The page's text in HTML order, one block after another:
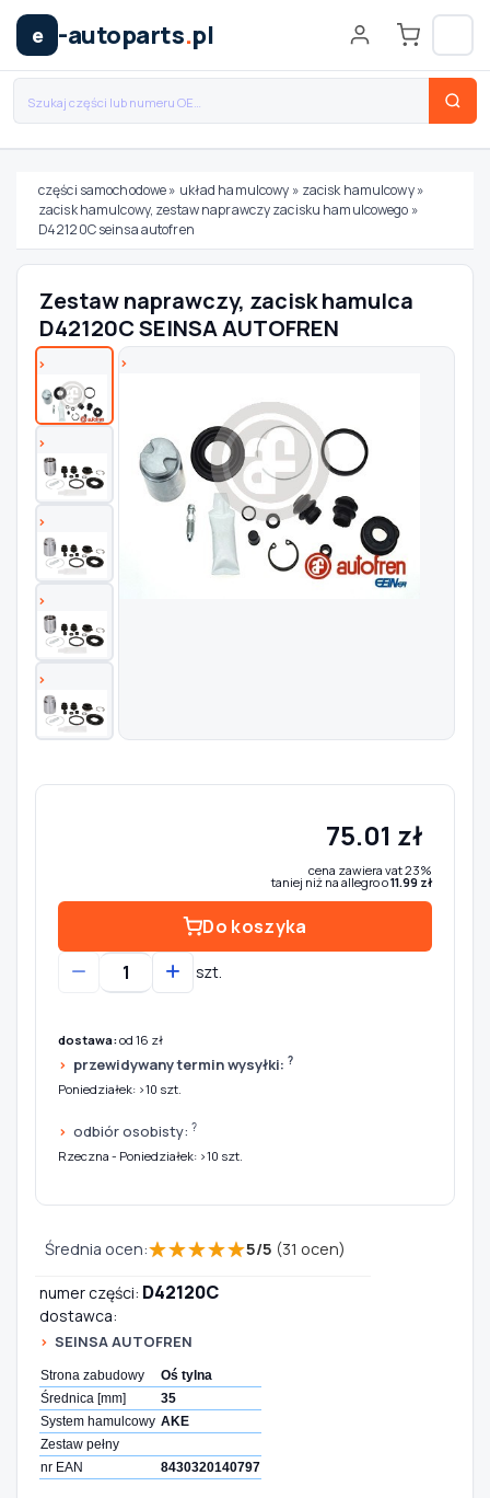
e -autoparts.pl
Wybierz swój pojazd
MARKA
Szukaj pasujących części
części samochodowe» układ hamulcowy » zacisk hamulcowy»
zacisk hamulcowy, zestaw naprawczy zacisku hamulcowego »
D42120C seinsa autofren
Zestaw naprawczy, zacisk hamulca
D42120C SEINSA AUTOFREN
75.01 zł
cena zawiera vat 23%
taniej niż na allegro o11.99 zł
Do koszyka
szt.
dostawa:od 16 zł
przewidywany termin wysyłki: ?
Poniedziałek: >10 szt.
odbiór osobisty: ?
Rzeczna - Poniedziałek: >10 szt.
Średnia ocen:★★★★★5/5 (31 ocen)
numer części: D42120C
dostawca:
SEINSA AUTOFREN
Strona zabudowy
Oś tylna
Średnica [mm]
35
System hamulcowy AKE
Zestaw pełny
nr EAN
8430320140797